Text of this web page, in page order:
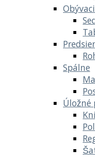
Spálne
Úložné